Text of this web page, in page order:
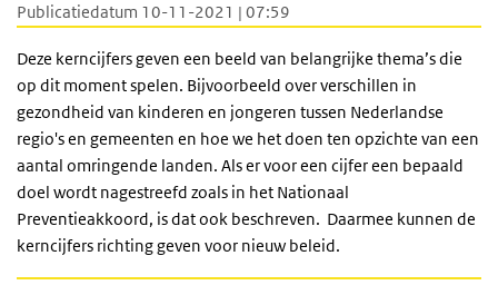
Publicatiedatum 10-11-2021 | 07:59
Deze kerncijfers geven een beeld van belangrijke thema’s die
op dit moment spelen. Bijvoorbeeld over verschillen in
gezondheid van kinderen en jongeren tussen Nederlandse
regio's en gemeenten en hoe we het doen ten opzichte van een
aantal omringende landen. Als er voor een cijfer een bepaald
doel wordt nagestreefd zoals in het Nationaal
Preventieakkoord, is dat ook beschreven. Daarmee kunnen de
kerncijfers richting geven voor nieuw beleid.